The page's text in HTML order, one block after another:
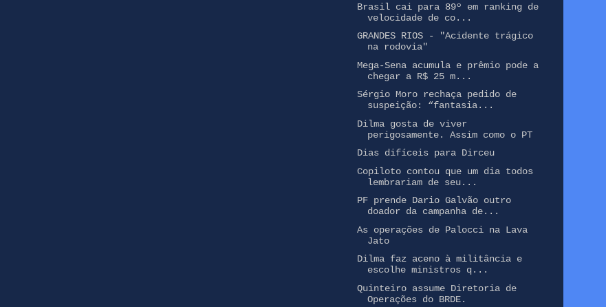
Brasil cai para 89º em ranking de
velocidade de co...
GRANDES RIOS - "Acidente trágico
na rodovia"
Mega-Sena acumula e prêmio pode a
chegar a R$ 25 m...
Sérgio Moro rechaça pedido de
suspeição: “fantasia...
Dilma gosta de viver
perigosamente. Assim como o PT
Dias difíceis para Dirceu
Copiloto contou que um dia todos
lembrariam de seu...
PF prende Dario Galvão outro
doador da campanha de...
As operações de Palocci na Lava
Jato
Dilma faz aceno à militância e
escolhe ministros q...
Quinteiro assume Diretoria de
Operações do BRDE.